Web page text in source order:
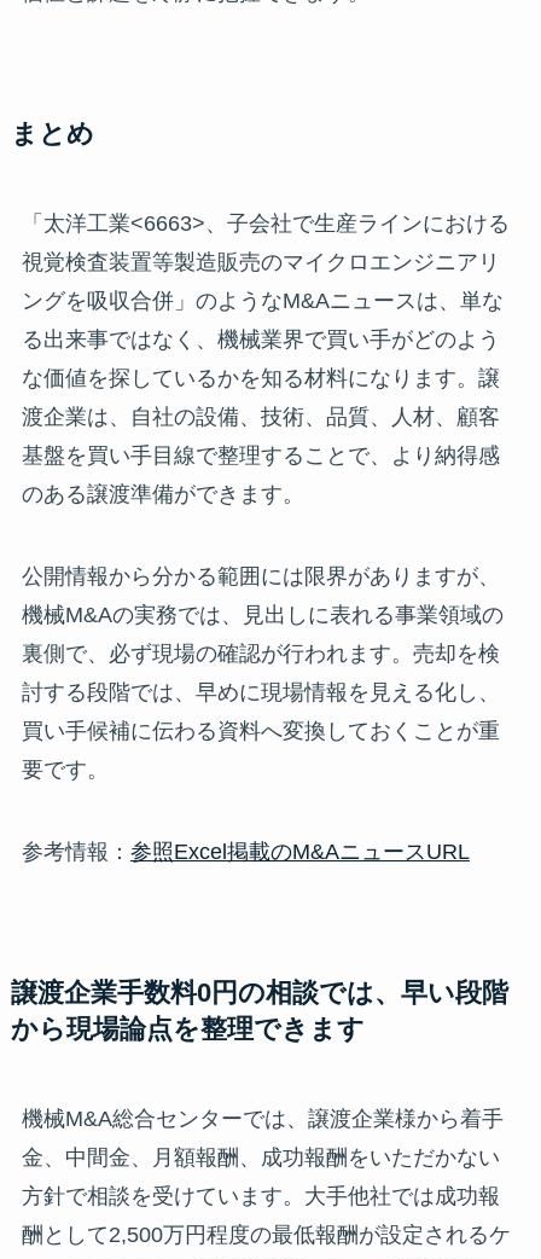
まとめ
「太洋工業<6663>、子会社で生産ラインにおける
視覚検査装置等製造販売のマイクロエンジニアリ
ングを吸収合併」のようなM&Aニュースは、単な
る出来事ではなく、機械業界で買い手がどのよう
な価値を探しているかを知る材料になります。譲
渡企業は、自社の設備、技術、品質、人材、顧客
基盤を買い手目線で整理することで、より納得感
のある譲渡準備ができます。
公開情報から分かる範囲には限界がありますが、
機械M&Aの実務では、見出しに表れる事業領域の
裏側で、必ず現場の確認が行われます。売却を検
討する段階では、早めに現場情報を見える化し、
買い手候補に伝わる資料へ変換しておくことが重
要です。
参考情報： 参照Excel掲載のM&AニュースURL
譲渡企業手数料0円の相談では、早い段階
から現場論点を整理できます
機械M&A総合センターでは、譲渡企業様から着手
金、中間金、月額報酬、成功報酬をいただかない
方針で相談を受けています。大手他社では成功報
酬として2,500万円程度の最低報酬が設定されるケ